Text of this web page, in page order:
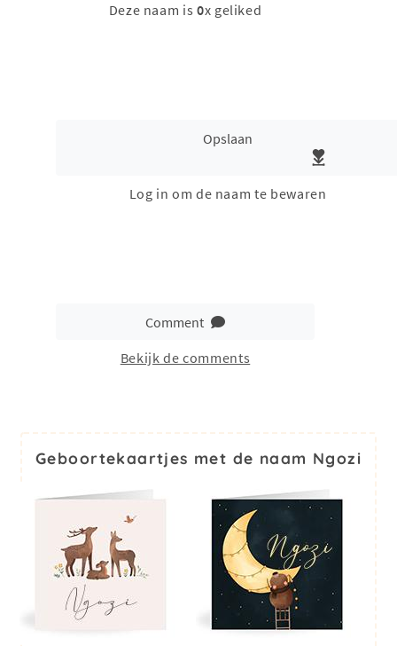
Deze naam is 0x geliked
Opslaan
Log in om de naam te bewaren
Comment
Bekijk de comments
Geboortekaartjes met de naam Ngozi